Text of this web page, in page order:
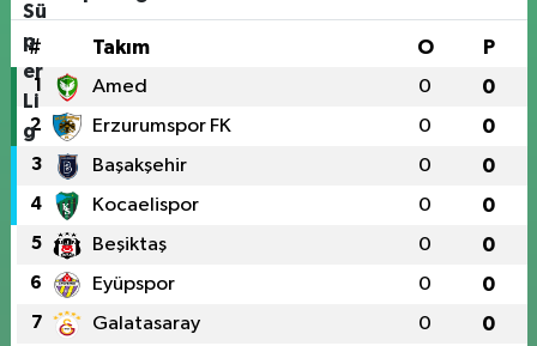
# Takım O P
1 Amed 0 0
2 Erzurumspor FK 0 0
3 Başakşehir 0 0
4 Kocaelispor 0 0
5 Beşiktaş 0 0
6 Eyüpspor 0 0
7 Galatasaray 0 0